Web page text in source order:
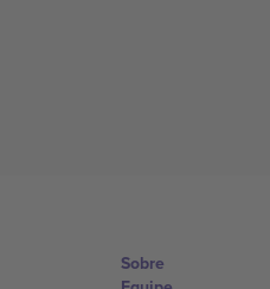
Sobre